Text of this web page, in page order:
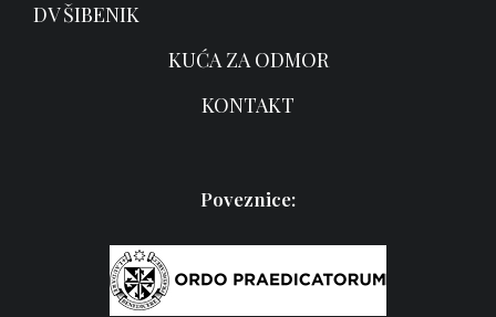
DV ŠIBENIK
KUĆA ZA ODMOR
KONTAKT
Poveznice: